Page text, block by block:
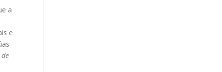
a
e